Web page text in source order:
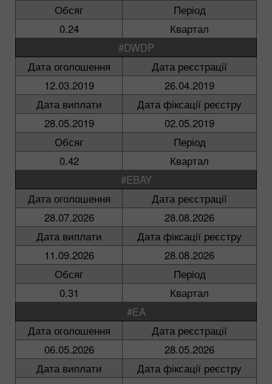
Обсяг
Період
0.24
Квартал
#DWDP
Дата оголошення
Дата реєстрації
12.03.2019
26.04.2019
Дата виплати
Дата фіксації реєстру
28.05.2019
02.05.2019
Обсяг
Період
0.42
Квартал
#EBAY
Дата оголошення
Дата реєстрації
28.07.2026
28.08.2026
Дата виплати
Дата фіксації реєстру
11.09.2026
28.08.2026
Обсяг
Період
0.31
Квартал
#EA
Дата оголошення
Дата реєстрації
06.05.2026
28.05.2026
Дата виплати
Дата фіксації реєстру